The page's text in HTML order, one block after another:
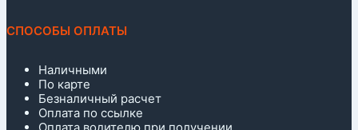
СПОСОБЫ ОПЛАТЫ
Наличными
По карте
Безналичный расчет
Оплата по ссылке